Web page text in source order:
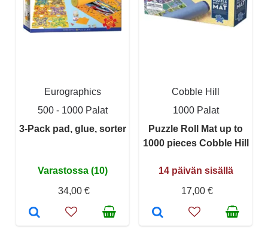
Eurographics
500 - 1000 Palat
3-Pack pad, glue, sorter
Varastossa (10)
34,00 €
Cobble Hill
1000 Palat
Puzzle Roll Mat up to
1000 pieces Cobble Hill
14 päivän sisällä
17,00 €